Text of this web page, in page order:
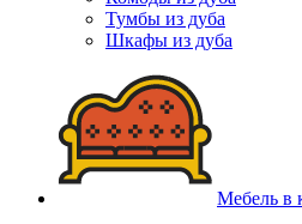
Тумбы из дуба
Шкафы из дуба
Мебель в